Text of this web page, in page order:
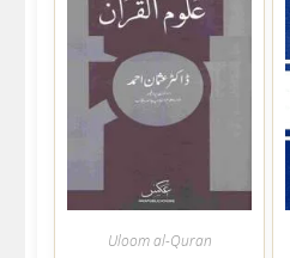
Uloom al-Quran